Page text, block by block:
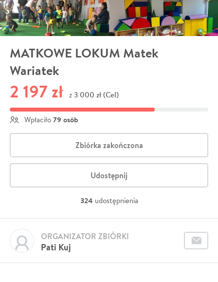
MATKOWE LOKUM Matek
Wariatek
2 197 zł z 3 000 zł (Cel)
Wpłaciło 79 osób
Zbiórka zakończona
Udostępnij
324 udostępnienia
Pati Kuj
ORGANIZATOR ZBIÓRKI